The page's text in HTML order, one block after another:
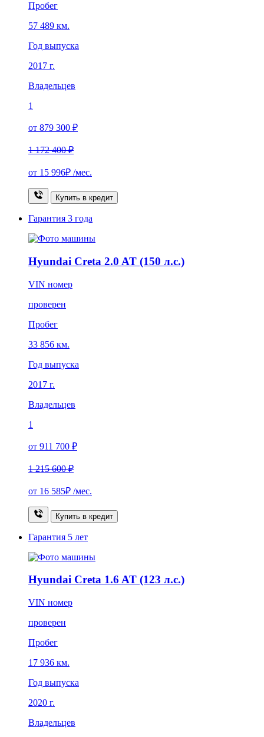
Пробег
57 489 км.
Год выпуска
2017 г.
Владельцев
1
от 879 300 ₽
1 172 400 ₽
от 15 996₽ /мес.
Купить в кредит
Гарантия 3 года
Hyundai Creta 2.0 AT (150 л.с.)
VIN номер
проверен
Пробег
33 856 км.
Год выпуска
2017 г.
Владельцев
1
от 911 700 ₽
1 215 600 ₽
от 16 585₽ /мес.
Купить в кредит
Гарантия 5 лет
Hyundai Creta 1.6 AT (123 л.с.)
VIN номер
проверен
Пробег
17 936 км.
Год выпуска
2020 г.
Владельцев